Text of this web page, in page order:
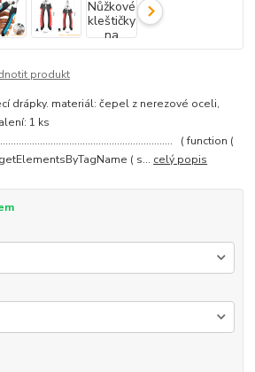
produkt
drápky. materiál: čepel z nerezové oceli,
1 ks
( function (
( s... celý popis